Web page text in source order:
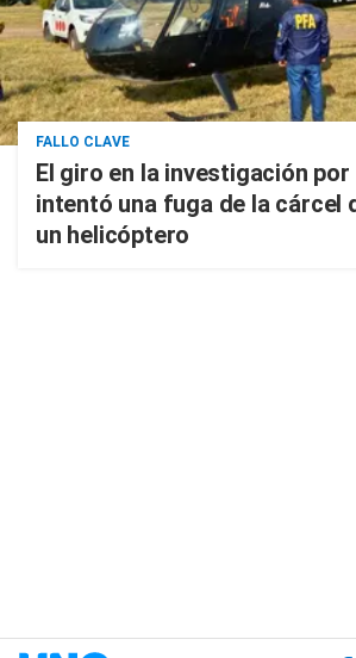
FALLO CLAVE
El giro en la investigación
intentó una fuga de la cárcel
un helicóptero